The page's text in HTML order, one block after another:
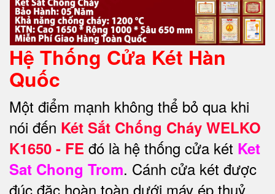
Hệ Thống Cửa Két Hàn
Quốc
Một điểm mạnh không thể bỏ qua khi
nói đến Két Sắt Chống Cháy WELKO
K1650 - FE đó là hệ thống cửa két Ket
Sat Chong Trom. Cánh cửa két được
đúc đặc hoàn toàn dưới máy ép thuỷ